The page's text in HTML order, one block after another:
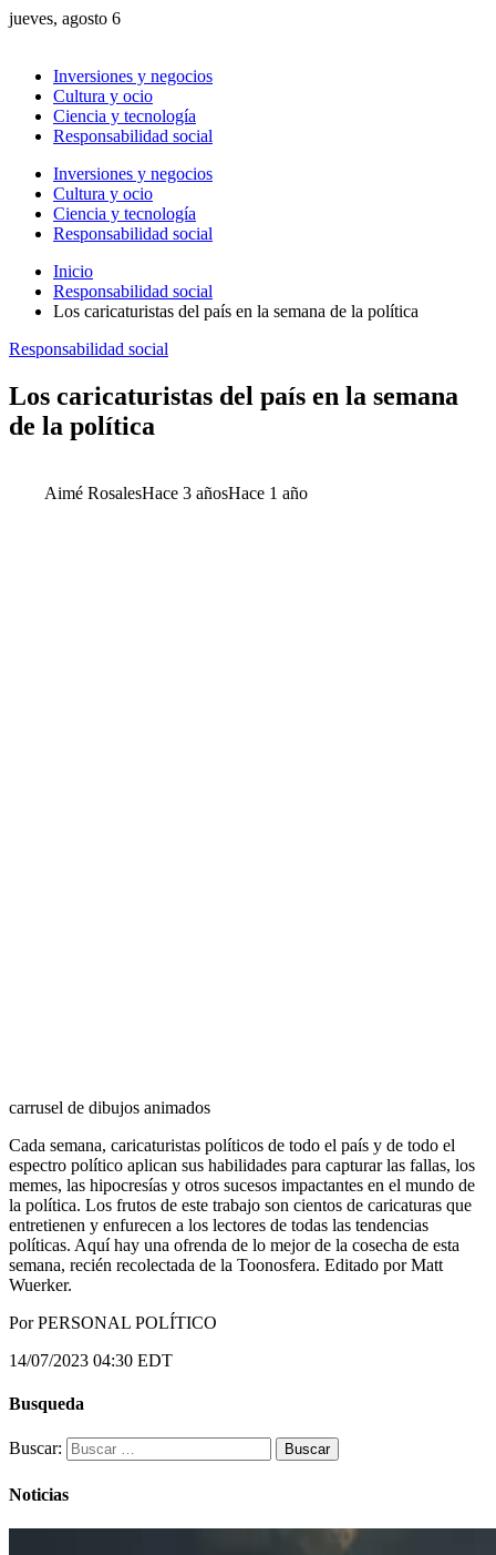
jueves, agosto 6
Inversiones y negocios
Cultura y ocio
Ciencia y tecnología
Responsabilidad social
Inversiones y negocios
Cultura y ocio
Ciencia y tecnología
Responsabilidad social
Inicio
Responsabilidad social
Los caricaturistas del país en la semana de la política
Responsabilidad social
Los caricaturistas del país en la semana
de la política
Aimé RosalesHace 3 añosHace 1 año
carrusel de dibujos animados
Cada semana, caricaturistas políticos de todo el país y de todo el
espectro político aplican sus habilidades para capturar las fallas, los
memes, las hipocresías y otros sucesos impactantes en el mundo de
la política. Los frutos de este trabajo son cientos de caricaturas que
entretienen y enfurecen a los lectores de todas las tendencias
políticas. Aquí hay una ofrenda de lo mejor de la cosecha de esta
semana, recién recolectada de la Toonosfera. Editado por Matt
Wuerker.
Por PERSONAL POLÍTICO
14/07/2023 04:30 EDT
Busqueda
Buscar:
Noticias